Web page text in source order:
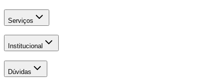
Serviços
Institucional
Dúvidas